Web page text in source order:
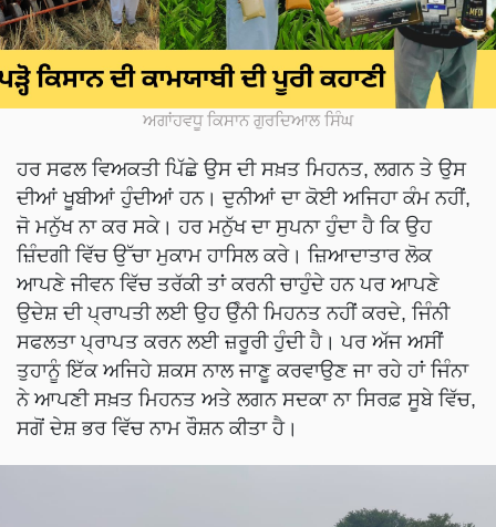
ਅਗਾਂਹਵਧੂ ਕਿਸਾਨ ਗੁਰਦਿਆਲ ਸਿੰਘ
ਹਰ ਸਫਲ ਵਿਅਕਤੀ ਪਿੱਛੇ ਉਸ ਦੀ ਸਖ਼ਤ ਮਿਹਨਤ, ਲਗਨ ਤੇ ਉਸ
ਦੀਆਂ ਖੂਬੀਆਂ ਹੁੰਦੀਆਂ ਹਨ। ਦੁਨੀਆਂ ਦਾ ਕੋਈ ਅਜਿਹਾ ਕੰਮ ਨਹੀਂ,
ਜੋ ਮਨੁੱਖ ਨਾ ਕਰ ਸਕੇ। ਹਰ ਮਨੁੱਖ ਦਾ ਸੁਪਨਾ ਹੁੰਦਾ ਹੈ ਕਿ ਉਹ
ਜ਼ਿੰਦਗੀ ਵਿੱਚ ਉੱਚਾ ਮੁਕਾਮ ਹਾਸਿਲ ਕਰੇ। ਜ਼ਿਆਦਾਤਾਰ ਲੋਕ
ਆਪਣੇ ਜੀਵਨ ਵਿੱਚ ਤਰੱਕੀ ਤਾਂ ਕਰਨੀ ਚਾਹੁੰਦੇ ਹਨ ਪਰ ਆਪਣੇ
ਉਦੇਸ਼ ਦੀ ਪ੍ਰਾਪਤੀ ਲਈ ਉਹ ਉੰਨੀ ਮਿਹਨਤ ਨਹੀਂ ਕਰਦੇ, ਜਿੰਨੀ
ਸਫਲਤਾ ਪ੍ਰਾਪਤ ਕਰਨ ਲਈ ਜ਼ਰੂਰੀ ਹੁੰਦੀ ਹੈ। ਪਰ ਅੱਜ ਅਸੀਂ
ਤੁਹਾਨੂੰ ਇੱਕ ਅਜਿਹੇ ਸ਼ਕਸ ਨਾਲ ਜਾਣੂ ਕਰਵਾਉਣ ਜਾ ਰਹੇ ਹਾਂ ਜਿੰਨਾ
ਨੇ ਆਪਣੀ ਸਖ਼ਤ ਮਿਹਨਤ ਅਤੇ ਲਗਨ ਸਦਕਾ ਨਾ ਸਿਰਫ਼ ਸੂਬੇ ਵਿੱਚ,
ਸਗੋਂ ਦੇਸ਼ ਭਰ ਵਿੱਚ ਨਾਮ ਰੌਸ਼ਨ ਕੀਤਾ ਹੈ।